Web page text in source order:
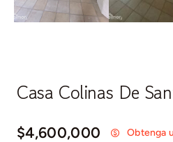
Casa Colinas De
$4,600,000 Obtenga